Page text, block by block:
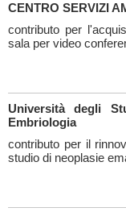
CENTRO SERVIZI
contributo per
sala per video
Università degli
Embriologia
contributo per il
studio di neoplasie